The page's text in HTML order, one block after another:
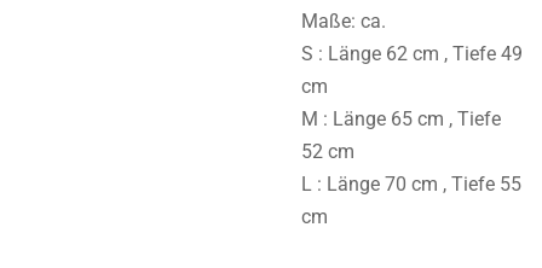
Maße: ca.
S : Länge 62 cm , Tiefe 49
cm
M : Länge 65 cm , Tiefe
52 cm
L : Länge 70 cm , Tiefe 55
cm